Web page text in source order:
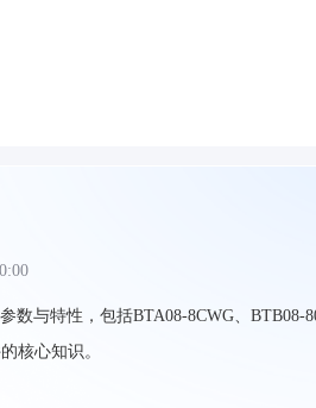
数与特性，包括BTA08-8CWG、BTB08-
核心知识。